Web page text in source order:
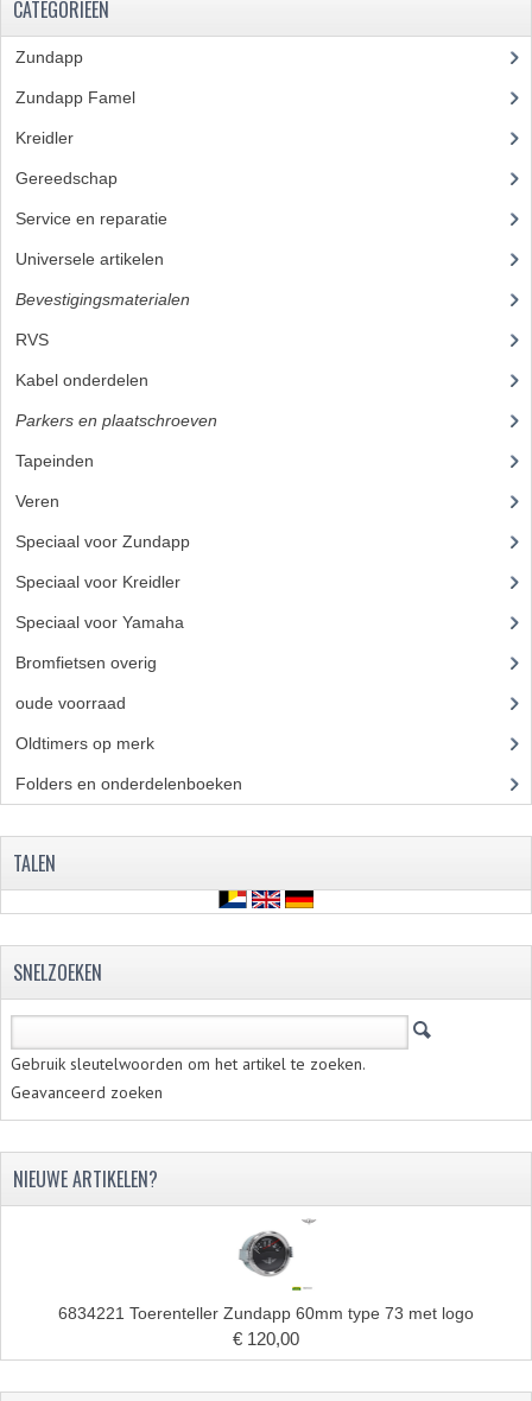
BUITENBANDEN 18"
AANDRIJVERS EN LAGERS
BUITENBANDEN
REMDELEN
ALUMINIUM VELGEN
CHROMEN VELGEN
SPAKEN
WIELEN DIVERSEN
SCHOKBREKERS
CATEGORIEËN
Zundapp
Zundapp Famel
Kreidler
Gereedschap
Service en reparatie
Universele artikelen
Bevestigingsmaterialen
RVS
Kabel onderdelen
Parkers en plaatschroeven
Tapeinden
Veren
Speciaal voor Zundapp
Speciaal voor Kreidler
Speciaal voor Yamaha
Bromfietsen overig
oude voorraad
Oldtimers op merk
Folders en onderdelenboeken
TALEN
SNELZOEKEN
Gebruik sleutelwoorden om het artikel te zoeken.
Geavanceerd zoeken
NIEUWE ARTIKELEN?
6834221 Toerenteller Zundapp 60mm type 73 met logo
€ 120,00